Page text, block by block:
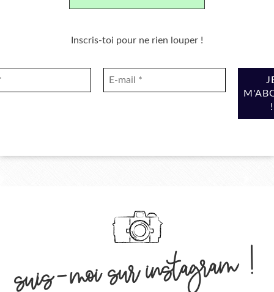
Inscris-toi pour ne rien louper !